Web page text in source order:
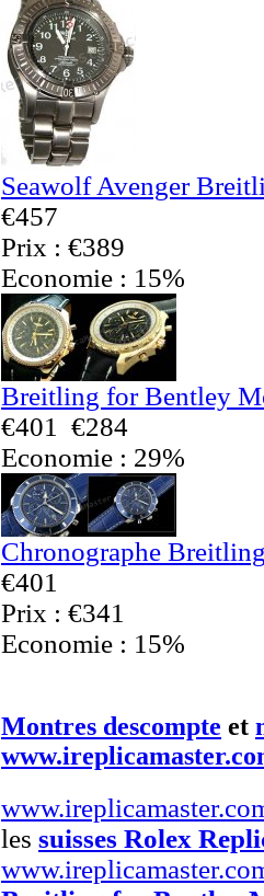
Seawolf Avenger
€457
Prix : €389
Economie : 15%
Breitling for Bentley
€401
€284
Economie : 29%
Chronographe
€401
Prix : €341
Economie : 15%
Montres descompte et
les suisses Rolex